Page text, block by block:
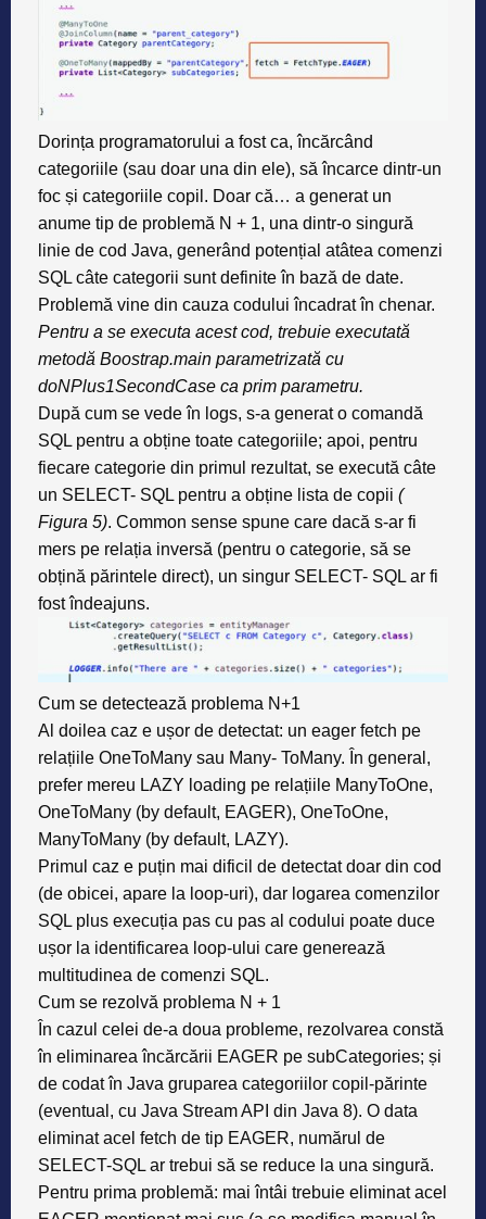
Dorința programatorului a fost ca, încărcând
categoriile (sau doar una din ele), să încarce dintr-un
foc și categoriile copil. Doar că… a generat un
anume tip de problemă N + 1, una dintr-o singură
linie de cod Java, generând potențial atâtea comenzi
SQL câte categorii sunt definite în bază de date.
Problemă vine din cauza codului încadrat în chenar.
Pentru a se executa acest cod, trebuie executată
metodă Boostrap.main parametrizată cu
doNPlus1SecondCase ca prim parametru.
După cum se vede în logs, s-a generat o comandă
SQL pentru a obține toate categoriile; apoi, pentru
fiecare categorie din primul rezultat, se execută câte
un SELECT- SQL pentru a obține lista de copii (
Figura 5). Common sense spune care dacă s-ar fi
mers pe relația inversă (pentru o categorie, să se
obțină părintele direct), un singur SELECT- SQL ar fi
fost îndeajuns.
Cum se detectează problema N+1
Al doilea caz e ușor de detectat: un eager fetch pe
relațiile OneToMany sau Many- ToMany. În general,
prefer mereu LAZY loading pe relațiile ManyToOne,
OneToMany (by default, EAGER), OneToOne,
ManyToMany (by default, LAZY).
Primul caz e puțin mai dificil de detectat doar din cod
(de obicei, apare la loop-uri), dar logarea comenzilor
SQL plus execuția pas cu pas al codului poate duce
ușor la identificarea loop-ului care generează
multitudinea de comenzi SQL.
Cum se rezolvă problema N + 1
În cazul celei de-a doua probleme, rezolvarea constă
în eliminarea încărcării EAGER pe subCategories; și
de codat în Java gruparea categoriilor copil-părinte
(eventual, cu Java Stream API din Java 8). O data
eliminat acel fetch de tip EAGER, numărul de
SELECT-SQL ar trebui să se reduce la una singură.
Pentru prima problemă: mai întâi trebuie eliminat acel